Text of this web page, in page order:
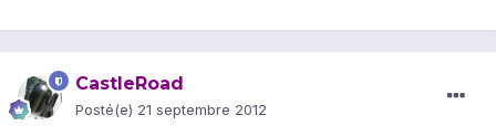
CastleRoad
Posté(e) 21 septembre 2012